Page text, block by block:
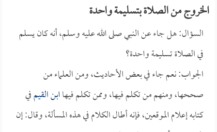
الخروج من الصلاة بتسليمة واحدة
السؤال: هل جاء عن النبي صلى الله عليه وسلم، أنه كان يسلم
في الصلاة تسليمة واحدة؟
الجواب: نعم جاء في بعض الأحاديث، ومن العلماء من
صححها، ومنهم من تكلم فيها، وممن تكلم فيهاابن القيمفي
كتابه إعلام الموقعين، فإنه أطال الكلام في هذه المسألة، وقال: إن